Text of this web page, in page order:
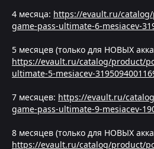
4 месяца: https://evault.ru/
game-pass-ultimate-6-mesiacev-
5 месяцев (только для НОВЫХ
https://evault.ru/catalog/product/
ultimate-5-mesiacev-
7 месяцев: https://evault.ru/
game-pass-ultimate-9-mesiacev-
8 месяцев (только для НОВЫХ
https://evault.ru/catalog/product/